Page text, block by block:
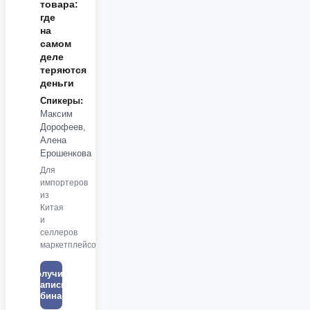
товара:
где
на
самом
деле
теряются
деньги
Спикеры:
Максим
Дорофеев,
Алена
Ерошенкова
Для
импортеров
из
Китая
и
селлеров
маркетплейсов
Получить
запись
вебинара